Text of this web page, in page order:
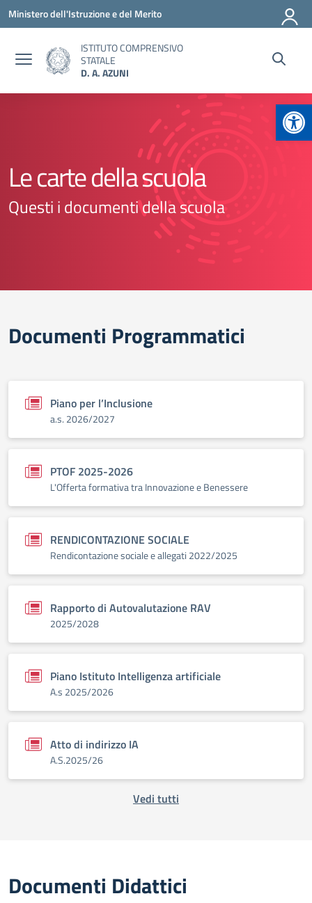
Vai ai contenuti
Vai al menu di navigazione
Vai al footer
Ministero dell'Istruzione e del Merito
ISTITUTO COMPRENSIVO
STATALE
D. A. AZUNI
Le carte della scuola
Questi i documenti della scuola
Documenti Programmatici
Piano per l’Inclusione
a.s. 2026/2027
PTOF 2025-2026
L'Offerta formativa tra Innovazione e Benessere
RENDICONTAZIONE SOCIALE
Rendicontazione sociale e allegati 2022/2025
Rapporto di Autovalutazione RAV
2025/2028
Piano Istituto Intelligenza artificiale
A.s 2025/2026
Atto di indirizzo IA
A.S.2025/26
Vedi tutti
Documenti Didattici